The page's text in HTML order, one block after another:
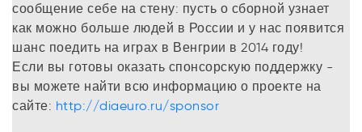
сообщение себе на стену: пусть о сборной узнает
как можно больше людей в России и у нас появится
шанс поедить на играх в Венгрии в 2014 году!
Если вы готовы оказать спонсорскую поддержку -
вы можете найти всю информацию о проекте на
сайте: http://diaeuro.ru/sponsor